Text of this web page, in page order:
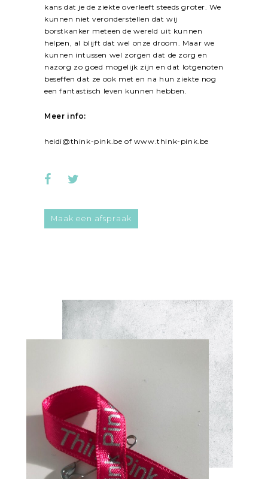
kans dat je de ziekte overleeft steeds groter. We
kunnen niet veronderstellen dat wij
borstkanker meteen de wereld uit kunnen
helpen, al blijft dat wel onze droom. Maar we
kunnen intussen wel zorgen dat de zorg en
nazorg zo goed mogelijk zijn en dat lotgenoten
beseffen dat ze ook met en na hun ziekte nog
een fantastisch leven kunnen hebben.
Meer info:
heidi@think-pink.be of www.think-pink.be
Maak een afspraak